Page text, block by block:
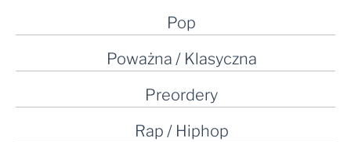
Pop
Poważna / Klasyczna
Preordery
Rap / Hiphop